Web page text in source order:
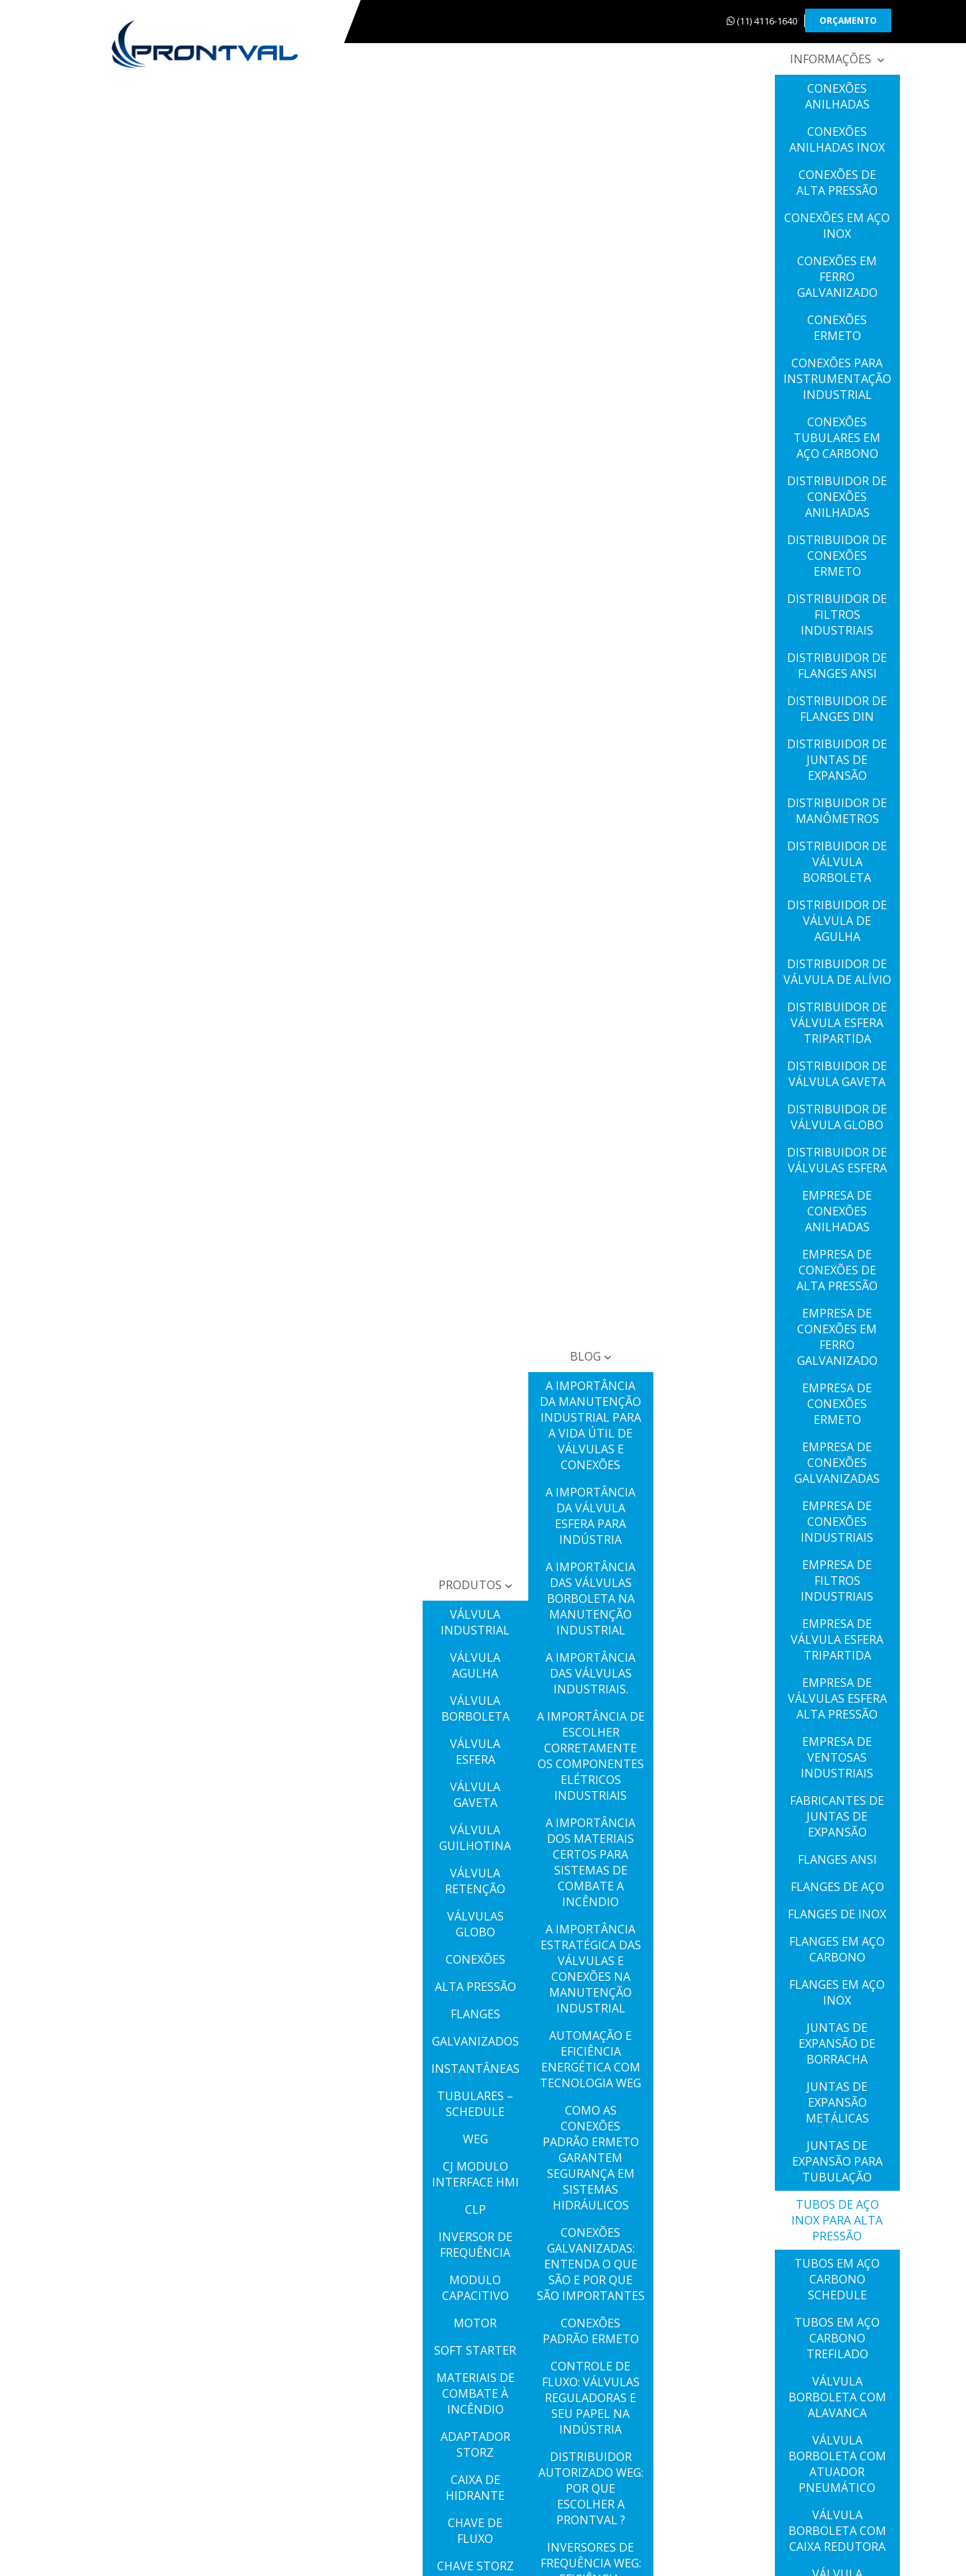
(11) 4116-1640 ORÇAMENTO
PRODUTOS
VÁLVULA
INDUSTRIAL
VÁLVULA
AGULHA
VÁLVULA
BORBOLETA
VÁLVULA
ESFERA
VÁLVULA
GAVETA
VÁLVULA
GUILHOTINA
VÁLVULA
RETENÇÃO
VÁLVULAS
GLOBO
CONEXÕES
ALTA PRESSÃO
FLANGES
GALVANIZADOS
INSTANTÂNEAS
TUBULARES –
SCHEDULE
WEG
CJ MODULO
INTERFACE HMI
CLP
INVERSOR DE
FREQUÊNCIA
MODULO
CAPACITIVO
MOTOR
SOFT STARTER
MATERIAIS DE
COMBATE À
INCÊNDIO
ADAPTADOR
STORZ
CAIXA DE
HIDRANTE
CHAVE DE
FLUXO
CHAVE STORZ
BLOG
A IMPORTÂNCIA
DA MANUTENÇÃO
INDUSTRIAL PARA
A VIDA ÚTIL DE
VÁLVULAS E
CONEXÕES
A IMPORTÂNCIA
DA VÁLVULA
ESFERA PARA
INDÚSTRIA
A IMPORTÂNCIA
DAS VÁLVULAS
BORBOLETA NA
MANUTENÇÃO
INDUSTRIAL
A IMPORTÂNCIA
DAS VÁLVULAS
INDUSTRIAIS.
A IMPORTÂNCIA DE
ESCOLHER
CORRETAMENTE
OS COMPONENTES
ELÉTRICOS
INDUSTRIAIS
A IMPORTÂNCIA
DOS MATERIAIS
CERTOS PARA
SISTEMAS DE
COMBATE A
INCÊNDIO
A IMPORTÂNCIA
ESTRATÉGICA DAS
VÁLVULAS E
CONEXÕES NA
MANUTENÇÃO
INDUSTRIAL
AUTOMAÇÃO E
EFICIÊNCIA
ENERGÉTICA COM
TECNOLOGIA WEG
COMO AS
CONEXÕES
PADRÃO ERMETO
GARANTEM
SEGURANÇA EM
SISTEMAS
HIDRÁULICOS
CONEXÕES
GALVANIZADAS:
ENTENDA O QUE
SÃO E POR QUE
SÃO IMPORTANTES
CONEXÕES
PADRÃO ERMETO
CONTROLE DE
FLUXO: VÁLVULAS
REGULADORAS E
SEU PAPEL NA
INDÚSTRIA
DISTRIBUIDOR
AUTORIZADO WEG:
POR QUE
ESCOLHER A
PRONTVAL ?
INVERSORES DE
FREQUÊNCIA WEG:
INFORMAÇÕES
CONEXÕES
ANILHADAS
CONEXÕES
ANILHADAS INOX
CONEXÕES DE
ALTA PRESSÃO
CONEXÕES EM AÇO
INOX
CONEXÕES EM
FERRO
GALVANIZADO
CONEXÕES
ERMETO
CONEXÕES PARA
INSTRUMENTAÇÃO
INDUSTRIAL
CONEXÕES
TUBULARES EM
AÇO CARBONO
DISTRIBUIDOR DE
CONEXÕES
ANILHADAS
DISTRIBUIDOR DE
CONEXÕES
ERMETO
DISTRIBUIDOR DE
FILTROS
INDUSTRIAIS
DISTRIBUIDOR DE
FLANGES ANSI
DISTRIBUIDOR DE
FLANGES DIN
DISTRIBUIDOR DE
JUNTAS DE
EXPANSÃO
DISTRIBUIDOR DE
MANÔMETROS
DISTRIBUIDOR DE
VÁLVULA
BORBOLETA
DISTRIBUIDOR DE
VÁLVULA DE
AGULHA
DISTRIBUIDOR DE
VÁLVULA DE ALÍVIO
DISTRIBUIDOR DE
VÁLVULA ESFERA
TRIPARTIDA
DISTRIBUIDOR DE
VÁLVULA GAVETA
DISTRIBUIDOR DE
VÁLVULA GLOBO
DISTRIBUIDOR DE
VÁLVULAS ESFERA
EMPRESA DE
CONEXÕES
ANILHADAS
EMPRESA DE
CONEXÕES DE
ALTA PRESSÃO
EMPRESA DE
CONEXÕES EM
FERRO
GALVANIZADO
EMPRESA DE
CONEXÕES
ERMETO
EMPRESA DE
CONEXÕES
GALVANIZADAS
EMPRESA DE
CONEXÕES
INDUSTRIAIS
EMPRESA DE
FILTROS
INDUSTRIAIS
EMPRESA DE
VÁLVULA ESFERA
TRIPARTIDA
EMPRESA DE
VÁLVULAS ESFERA
ALTA PRESSÃO
EMPRESA DE
VENTOSAS
INDUSTRIAIS
FABRICANTES DE
JUNTAS DE
EXPANSÃO
FLANGES ANSI
FLANGES DE AÇO
FLANGES DE INOX
FLANGES EM AÇO
CARBONO
FLANGES EM AÇO
INOX
JUNTAS DE
EXPANSÃO DE
BORRACHA
JUNTAS DE
EXPANSÃO
METÁLICAS
JUNTAS DE
EXPANSÃO PARA
TUBULAÇÃO
TUBOS DE AÇO
INOX PARA ALTA
PRESSÃO
TUBOS EM AÇO
CARBONO
SCHEDULE
TUBOS EM AÇO
CARBONO
TREFILADO
VÁLVULA
BORBOLETA COM
ALAVANCA
VÁLVULA
BORBOLETA COM
ATUADOR
PNEUMÁTICO
VÁLVULA
BORBOLETA COM
CAIXA REDUTORA